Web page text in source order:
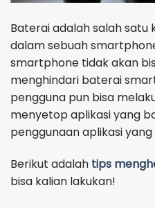
Baterai adalah salah
dalam sebuah
smartphone tidak akan
menghindari baterai
pengguna pun bisa
menyetop aplikasi yang
penggunaan aplikasi
Berikut adalah tips
bisa kalian lakukan!